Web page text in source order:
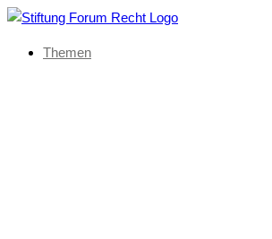
Themen